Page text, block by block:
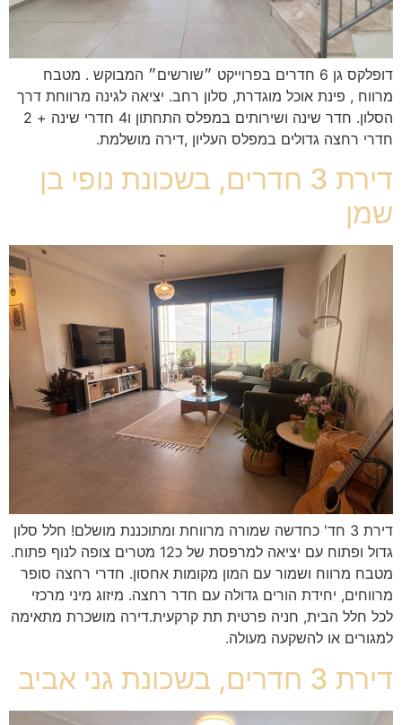
דופלקס גן 6 חדרים בפרוייקט ״שורשים״ המבוקש . מטבח
מרווח , פינת אוכל מוגדרת, סלון רחב. יציאה לגינה מרווחת דרך
הסלון. חדר שינה ושירותים במפלס התחתון ו4 חדרי שינה + 2
חדרי רחצה גדולים במפלס העליון ,דירה מושלמת.
דירת 3 חדרים, בשכונת נופי בן
שמן
דירת 3 חד' כחדשה שמורה מרווחת ומתוכננת מושלם! חלל סלון
גדול ופתוח עם יציאה למרפסת של כ12 מטרים צופה לנוף פתוח.
מטבח מרווח ושמור עם המון מקומות אחסון. חדרי רחצה סופר
מרווחים, יחידת הורים גדולה עם חדר רחצה. מיזוג מיני מרכזי
לכל חלל הבית, חניה פרטית תת קרקעית.דירה מושכרת מתאימה
למגורים או להשקעה מעולה.
דירת 3 חדרים, בשכונת גני אביב